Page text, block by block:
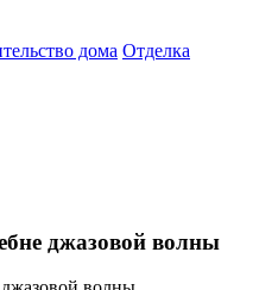
дома Отделка
джазовой волны